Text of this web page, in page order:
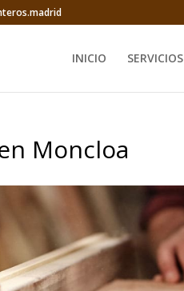
INICIO SERVICIOS
Moncloa